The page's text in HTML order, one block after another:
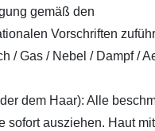
gemäß den
Vorschriften
/ Gas / Nebel / Dampf /
dem Haar): Alle
sofort ausziehen. Haut